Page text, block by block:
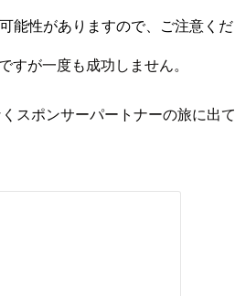
性がありますので、ご注意くだ
が一度も成功しません。
スポンサーパートナーの旅に